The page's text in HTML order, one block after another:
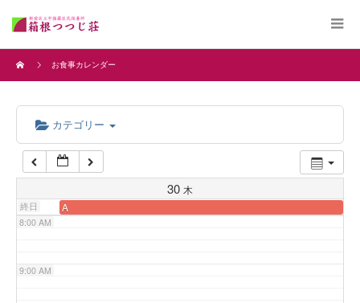
お食事カレンダー
カテゴリー
30 木
終日 A
4:00 AM
6:00 AM
7:00 AM
8:00 AM
9:00 AM